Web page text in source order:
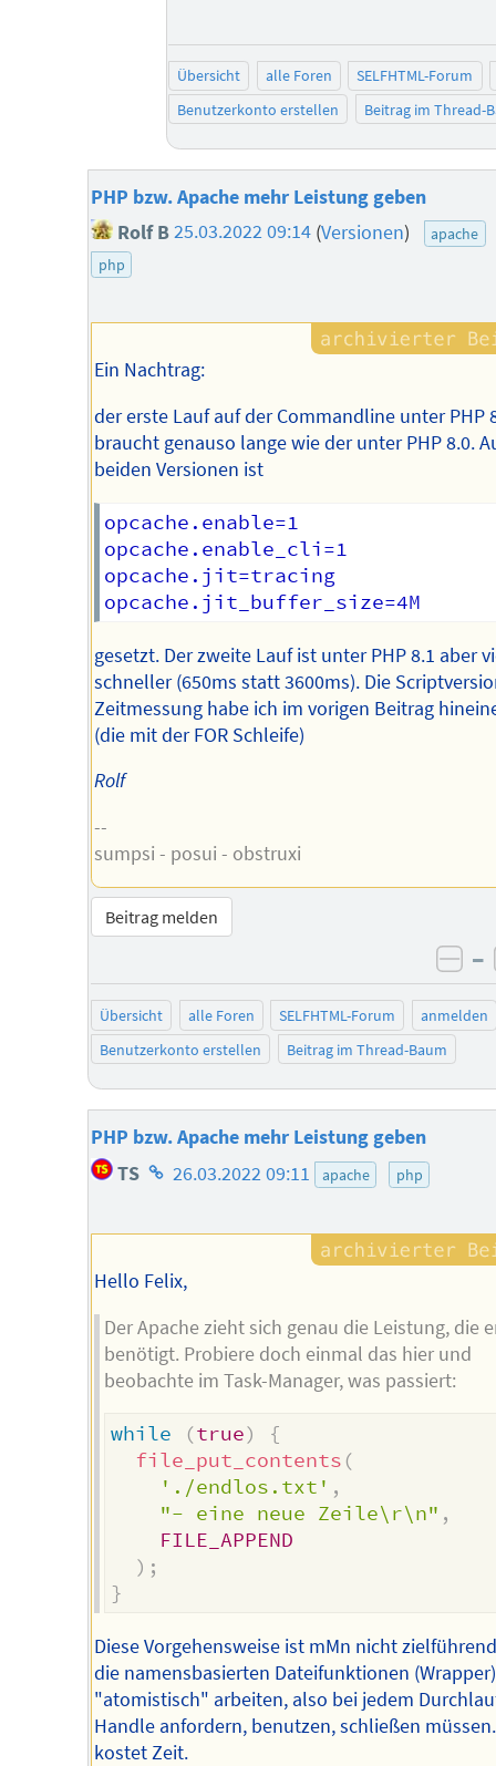
Übersicht alle Foren
SELFHTML-Forum
Benutzerkonto erstellen
Beitrag im Thread-
PHP bzw. Apache mehr Leistung geben
Rolf B25.03.2022 09:14 (Versionen)
apache
php
Ein Nachtrag:
der erste Lauf auf der Commandline unter PHP
braucht genauso lange wie der unter PHP 8.0.
beiden Versionen ist
opcache.enable=1
opcache.enable_cli=1
opcache.jit=tracing
gesetzt. Der zweite Lauf ist unter PHP 8.1 aber
schneller (650ms statt 3600ms). Die
Zeitmessung habe ich im vorigen Beitrag
(die mit der FOR Schleife)
Rolf
--
sumpsi - posui - obstruxi
Beitrag melden
–
Übersicht alle Foren SELFHTML-Forum
anmelden
Benutzerkonto erstellen
Beitrag im Thread-Baum
PHP bzw. Apache mehr Leistung geben
TS Homepage
Autors
26.03.2022 09:11 apache php
Hello Felix,
Der Apache zieht sich genau die Leistung, die
benötigt. Probiere doch einmal das hier und
beobachte im Task-Manager, was passiert:
while (true)
{
file_put_contents (
'./endlos.txt' ,
"- eine neue Zeile\r\n" ,
FILE_APPEND
) ;
}
Diese Vorgehensweise ist mMn nicht
die namensbasierten Dateifunktionen
"atomistisch" arbeiten, also bei jedem
Handle anfordern, benutzen, schließen
kostet Zeit.